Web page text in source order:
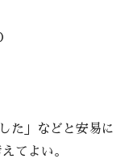
た」などと安易に
てよい。